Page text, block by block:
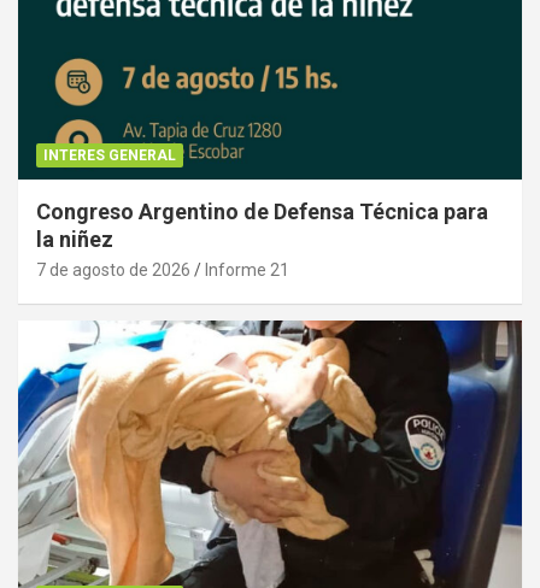
INTERES GENERAL
Congreso Argentino de Defensa Técnica para
la niñez
7 de agosto de 2026 Informe 21